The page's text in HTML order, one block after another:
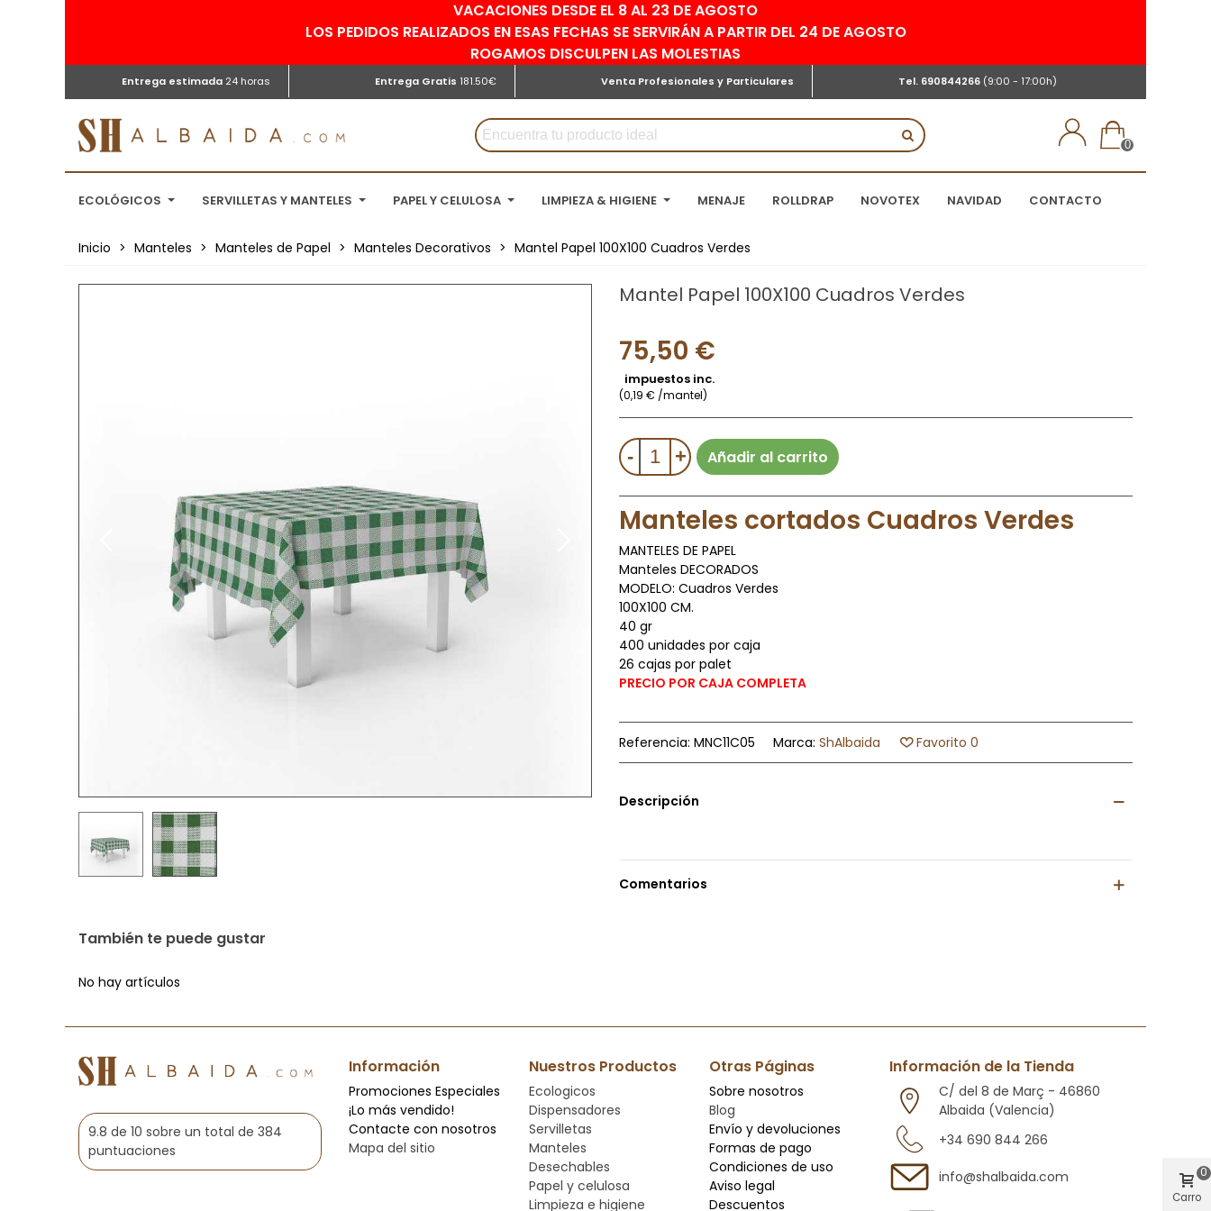
VACACIONES DESDE EL 8 AL 23 DE AGOSTO
LOS PEDIDOS REALIZADOS EN ESAS FECHAS SE SERVIRÁN A PARTIR DEL 24 DE AGOSTO
ROGAMOS DISCULPEN LAS MOLESTIAS
Entrega estimada24 horas Entrega Gratis 181.50€ Venta Profesionales y Particulares Tel. 690844266 (9:00 - 17:00h)
0
ECOLÓGICOS SERVILLETAS Y MANTELES PAPEL Y CELULOSA LIMPIEZA & HIGIENE MENAJE ROLLDRAP NOVOTEX NAVIDAD CONTACTO
Inicio > Manteles > Manteles de Papel > Manteles Decorativos > Mantel Papel 100X100 Cuadros Verdes
Mantel Papel 100X100 Cuadros Verdes
75,50 €
impuestos inc.
(0,19 € /mantel)
- + Añadir al carrito
Manteles cortados Cuadros Verdes
MANTELES DE PAPEL
Manteles DECORADOS
MODELO: Cuadros Verdes
100X100 CM.
40 gr
400 unidades por caja
26 cajas por palet
PRECIO POR CAJA COMPLETA
Referencia: MNC11C05 Marca: ShAlbaida Favorito 0
Descripción
Comentarios
También te puede gustar
No hay artículos
9.8 de 10 sobre un total de 384
puntuaciones
Información
Promociones Especiales
¡Lo más vendido!
Contacte con nosotros
Mapa del sitio
Nuestros Productos
Ecologicos
Dispensadores
Servilletas
Manteles
Desechables
Papel y celulosa
Limpieza e higiene
Otras Páginas
Sobre nosotros
Blog
Envío y devoluciones
Formas de pago
Condiciones de uso
Aviso legal
Descuentos
Información de la Tienda
C/ del 8 de Març - 46860
Albaida (Valencia)
+34 690 844 266
info@shalbaida.com
Carro
0